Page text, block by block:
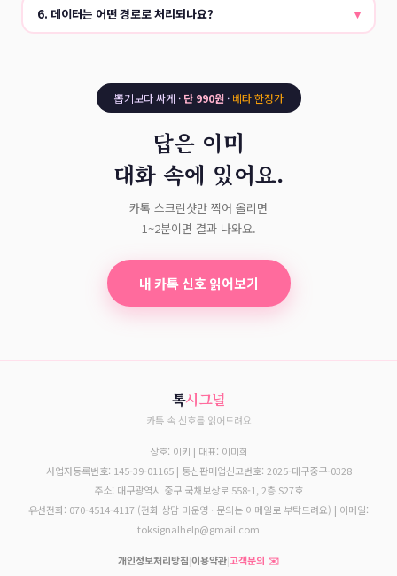
6. 데이터는 어떤 경로로 처리되나요? ▾
뽑기보다 싸게 · 단 990원· 베타 한정가
답은 이미
대화 속에 있어요.
카톡 스크린샷만 찍어 올리면
1~2분이면 결과 나와요.
내 카톡 신호 읽어보기
톡시그널
카톡 속 신호를 읽어드려요
상호: 이키 | 대표: 이미희
사업자등록번호: 145-39-01165 | 통신판매업신고번호: 2025-대구중구-0328
주소: 대구광역시 중구 국채보상로 558-1, 2층 S27호
유선전화: 070-4514-4117 (전화 상담 미운영 · 문의는 이메일로 부탁드려요) | 이메일:
toksignalhelp@gmail.com
개인정보처리방침|이용약관|고객문의 ✉️